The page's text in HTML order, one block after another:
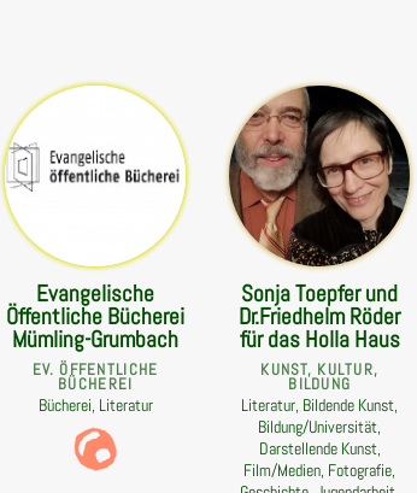
Evangelische
Öffentliche Bücherei
Mümling-Grumbach
EV. ÖFFENTLICHE
BÜCHEREI
Bücherei, Literatur
Sonja Toepfer und
Dr.Friedhelm Röder
für das Holla Haus
KUNST, KULTUR,
BILDUNG
Literatur, Bildende Kunst,
Bildung/Universität,
Darstellende Kunst,
Film/Medien, Fotografie,